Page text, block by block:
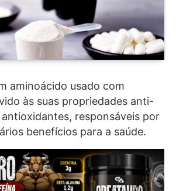
aminoácido usado com
às suas propriedades anti-
responsáveis por
benefícios para a saúde.